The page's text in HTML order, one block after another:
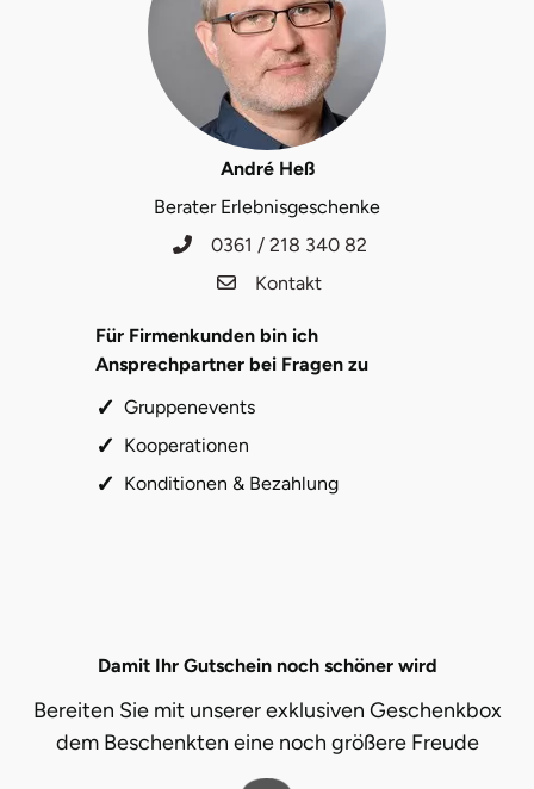
André Heß
Berater Erlebnisgeschenke
0361 / 218 340 82
Kontakt
Für Firmenkunden bin ich
Ansprechpartner bei Fragen zu
Gruppenevents
Kooperationen
Konditionen & Bezahlung
Damit Ihr Gutschein noch schöner wird
Bereiten Sie mit unserer exklusiven Geschenkbox
dem Beschenkten eine noch größere Freude
Schwerin
Seligenstadt
Stendal